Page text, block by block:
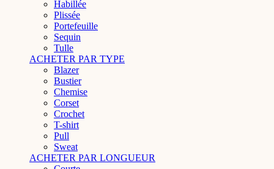
Habillée
Plissée
Portefeuille
Sequin
Tulle
ACHETER PAR TYPE
Blazer
Bustier
Chemise
Corset
Crochet
T-shirt
Pull
Sweat
ACHETER PAR LONGUEUR